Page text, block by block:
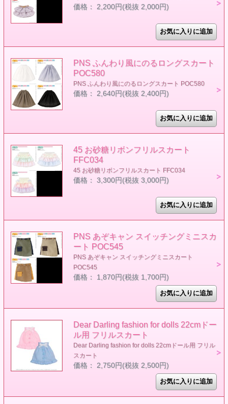
価格： 2,200円(税抜 2,000円)
PNS ふんわり風にのるロングスカート
POC580
PNS ふんわり風にのるロングスカート POC580
価格： 2,640円(税抜 2,400円)
45 お砂糖リボンフリルスカート
FFC034
45 お砂糖リボンフリルスカート FFC034
価格： 3,300円(税抜 3,000円)
PNS あぞキャン スイッチングミニスカ
ート POC545
PNS あぞキャン スイッチングミニスカート
POC545
価格： 1,870円(税抜 1,700円)
Dear Darling fashion for dolls 22cmドー
ル用 フリルスカート
Dear Darling fashion for dolls 22cmドール用 フリル
スカート
価格： 2,750円(税抜 2,500円)